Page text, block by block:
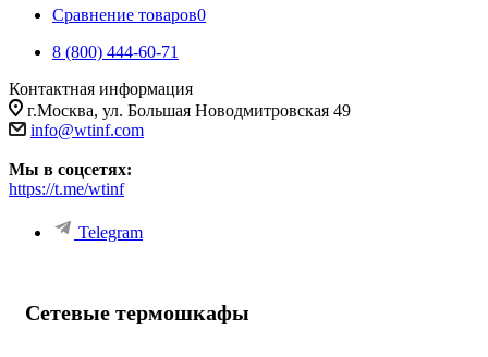
Сравнение товаров0
8 (800) 444-60-71
Контактная информация
г.Москва, ул. Большая Новодмитровская 49
info@wtinf.com
Мы в соцсетях:
https://t.me/wtinf
Telegram
Сетевые термошкафы